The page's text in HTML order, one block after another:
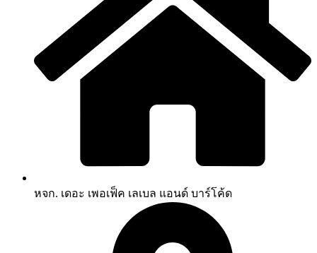
หจก. เดอะ เพอเฟ็ค เลเบล แอนด์ บาร์โค้ด